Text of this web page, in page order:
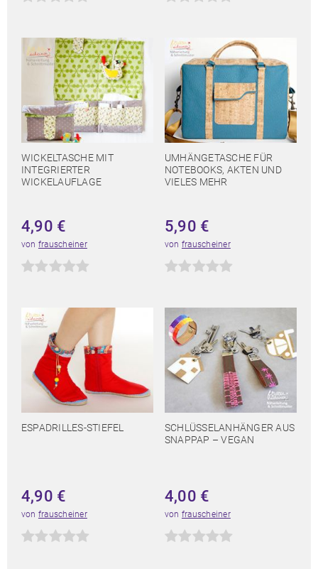
WICKELTASCHE MIT
INTEGRIERTER
WICKELAUFLAGE
4,90 €
von frauscheiner
UMHÄNGETASCHE FÜR
NOTEBOOKS, AKTEN UND
VIELES MEHR
5,90 €
von frauscheiner
ESPADRILLES-STIEFEL
4,90 €
von frauscheiner
SCHLÜSSELANHÄNGER AUS
SNAPPAP – VEGAN
4,00 €
von frauscheiner